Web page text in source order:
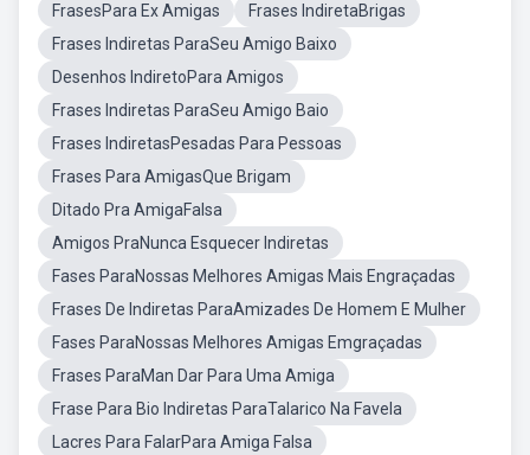
FrasesPara Ex Amigas
Frases IndiretaBrigas
Frases Indiretas ParaSeu Amigo Baixo
Desenhos IndiretoPara Amigos
Frases Indiretas ParaSeu Amigo Baio
Frases IndiretasPesadas Para Pessoas
Frases Para AmigasQue Brigam
Ditado Pra AmigaFalsa
Amigos PraNunca Esquecer Indiretas
Fases ParaNossas Melhores Amigas Mais Engraçadas
Frases De Indiretas ParaAmizades De Homem E Mulher
Fases ParaNossas Melhores Amigas Emgraçadas
Frases ParaMan Dar Para Uma Amiga
Frase Para Bio Indiretas ParaTalarico Na Favela
Lacres Para FalarPara Amiga Falsa